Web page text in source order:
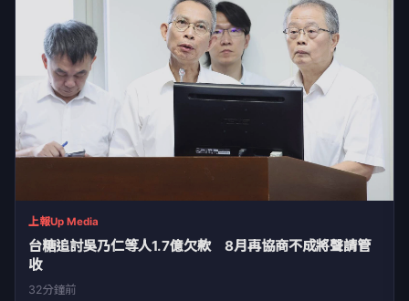
上報Up Media
台糖追討吳乃仁等人1.7億欠款 8月再協商不成將聲請管
收
32分鐘前